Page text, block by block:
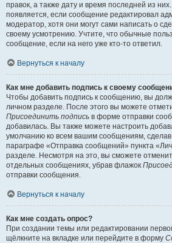
правок, а также дату и время последней из
появляется, если сообщение редактировал
модератор, хотя они могут сами написать о
своему усмотрению. Учтите, что обычные
сообщение, если на него уже кто-то ответил.
Вернуться к началу
Как мне добавить подпись к своему
Чтобы добавить подпись к сообщению, вы
личном разделе. После этого вы можете
Присоединить подпись в форме отправки
добавилась. Вы также можете настроить
умолчанию ко всем вашим сообщениям,
параграфе «Отправка сообщений» пункта
разделе. Несмотря на это, вы сможете
отдельных сообщениях, убрав флажок
отправки сообщения.
Вернуться к началу
Как мне создать опрос?
При создании темы или редактировании
щёлкните на вкладке или перейдите в форму